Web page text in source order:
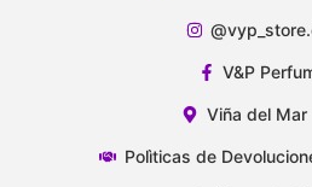
V&P
Viña del Mar
Polìticas de